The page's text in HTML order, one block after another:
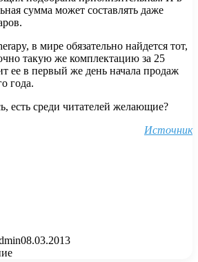
сумма может составлять даже
в мире обязательно найдется тот,
такую же комплектацию за 25
ее в первый же день начала продаж
года.
есть среди читателей желающие?
Источник
08.03.2013